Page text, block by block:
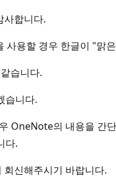
합니다.
용할 경우 한글이 "맑
습니다.
습니다.
OneNote의 내용을 간
다.
신해주시기 바랍니다.